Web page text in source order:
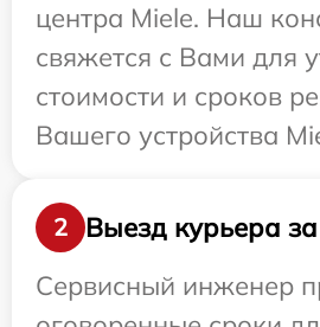
центра Miele. Наш
свяжется с Вами для
стоимости и сроков
Вашего устройства
2
Выезд курьера
Сервисный инженер